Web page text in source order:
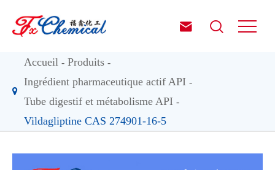
 
Accueil
Produits
Ingrédient pharmaceutique actif API
Tube digestif et métabolisme API
Vildagliptine CAS 274901-16-5